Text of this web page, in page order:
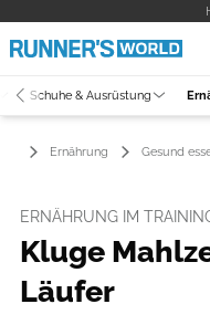
Schuhe & Ausrüstung
Ernährung Gesund
ERNÄHRUNG IM
Kluge
Läufer